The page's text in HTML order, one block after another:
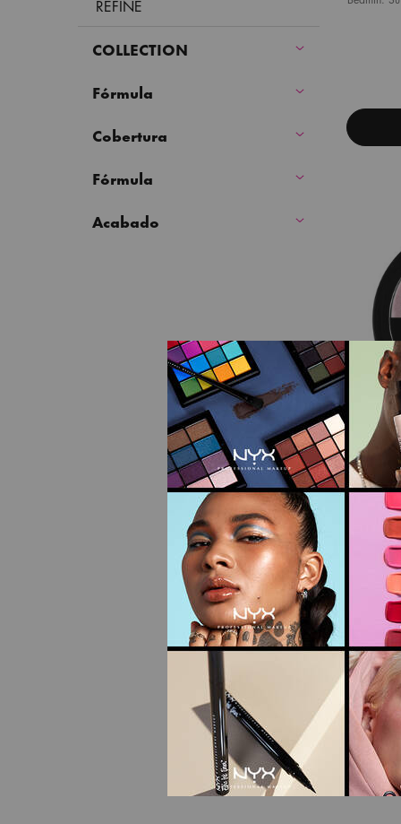
REFINE
COLLECTION
Fórmula
Cobertura
Fórmula
Acabado